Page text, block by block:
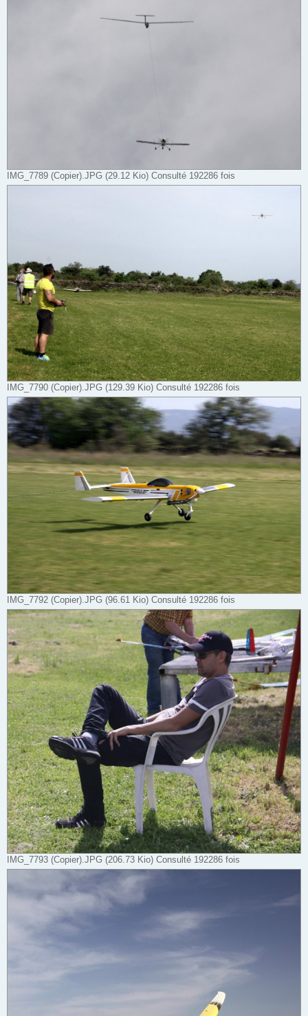
IMG_7789 (Copier).JPG (29.12 Kio) Consulté 192286 fois
IMG_7790 (Copier).JPG (129.39 Kio) Consulté 192286 fois
IMG_7792 (Copier).JPG (96.61 Kio) Consulté 192286 fois
IMG_7793 (Copier).JPG (206.73 Kio) Consulté 192286 fois